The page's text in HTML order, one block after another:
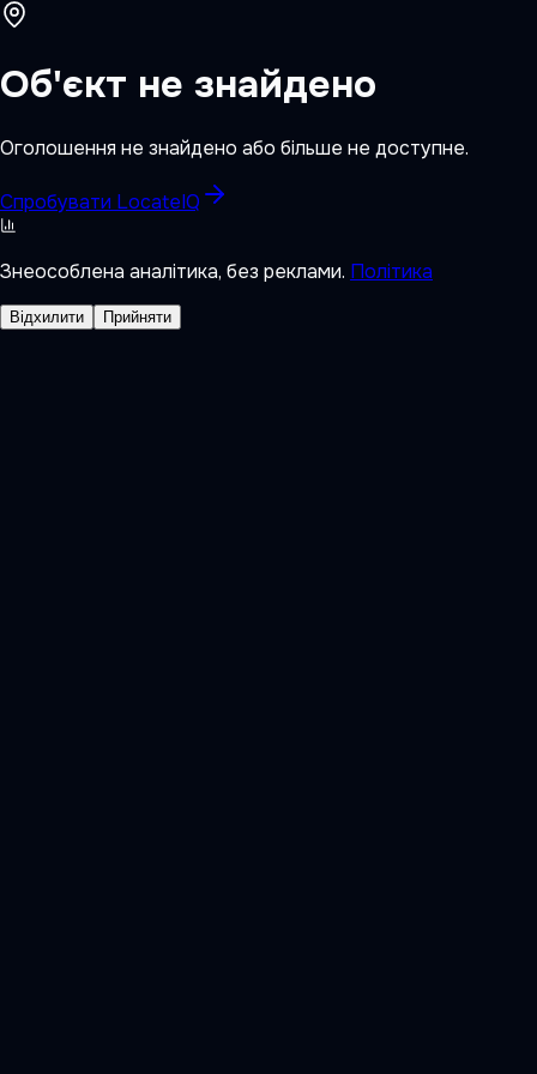
Об'єкт не знайдено
Оголошення не знайдено або більше не доступне.
Спробувати LocateIQ
Знеособлена аналітика, без реклами. Політика
Відхилити Прийняти